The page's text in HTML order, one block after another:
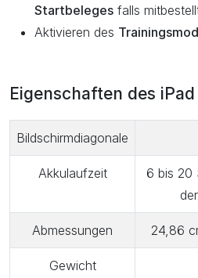
Startbeleges falls
Aktivieren des
Eigenschaften des iPad
Bildschirmdiagonale
Akkulaufzeit
6 bis 20
Abmessungen 24,86
Gewicht